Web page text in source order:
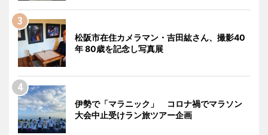
松阪市在住カメラマン・吉田紘さん、撮影40
年 80歳を記念し写真展
伊勢で「マラニック」 コロナ禍でマラソン
大会中止受けラン旅ツアー企画